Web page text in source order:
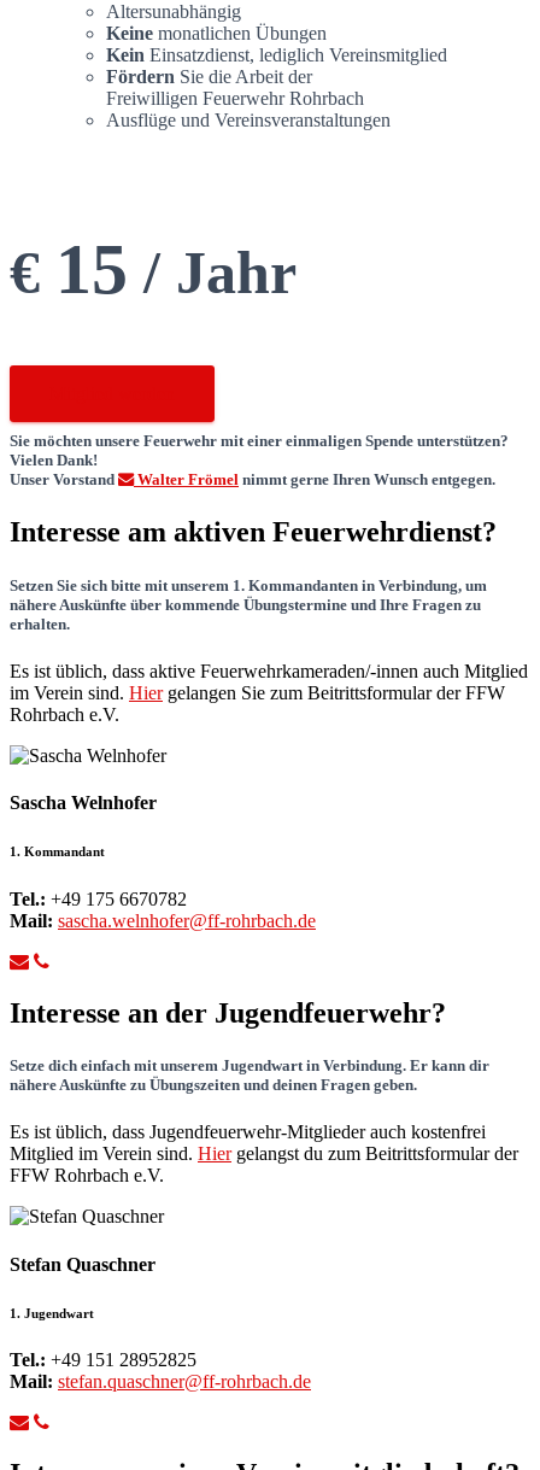
Altersunabhängig
Keine monatlichen Übungen
Kein Einsatzdienst, lediglich Vereinsmitglied
Fördern Sie die Arbeit der
Freiwilligen Feuerwehr Rohrbach
Ausflüge und Vereinsveranstaltungen
€ 15 / Jahr
Sie möchten unsere Feuerwehr mit einer einmaligen Spende unterstützen?
Vielen Dank!
Unser Vorstand
Walter Frömel nimmt gerne Ihren Wunsch entgegen.
Interesse am aktiven Feuerwehrdienst?
Setzen Sie sich bitte mit unserem 1. Kommandanten in Verbindung, um
nähere Auskünfte über kommende Übungstermine und Ihre Fragen zu
erhalten.
Es ist üblich, dass aktive Feuerwehrkameraden/-innen auch Mitglied
im Verein sind. Hiergelangen Sie zum Beitrittsformular der FFW
Rohrbach e.V.
Sascha Welnhofer
1. Kommandant
Tel.: +49 175 6670782
Mail: sascha.welnhofer@ff-rohrbach.de
Interesse an der Jugendfeuerwehr?
Setze dich einfach mit unserem Jugendwart in Verbindung. Er kann dir
nähere Auskünfte zu Übungszeiten und deinen Fragen geben.
Es ist üblich, dass Jugendfeuerwehr-Mitglieder auch kostenfrei
Mitglied im Verein sind. Hiergelangst du zum Beitrittsformular der
FFW Rohrbach e.V.
Stefan Quaschner
1. Jugendwart
Tel.: +49 151 28952825
Mail: stefan.quaschner@ff-rohrbach.de